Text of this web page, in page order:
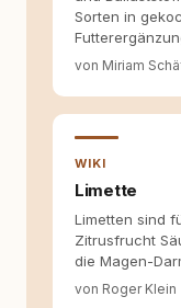
Inhalte
fundiert
hilfreich
Sorten in
von Miriam
WIKI
Limette
Limetten sind
Zitrusfrucht
die Magen-
von Roger Klein